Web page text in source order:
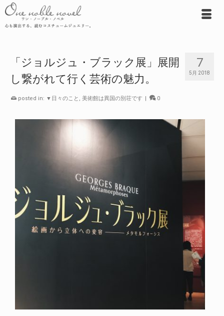
7
5月 2018
「ジョルジュ・ブラック展」展開
し繋がれて行く芸術の魅力。
posted in: ▼日々のこと , 美術館は異国の別荘です | 0